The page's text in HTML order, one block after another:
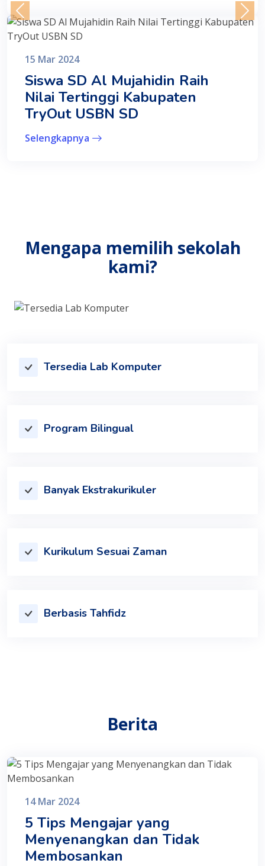
15 Mar 2024
Siswa SD Al Mujahidin Raih
Nilai Tertinggi Kabupaten
TryOut USBN SD
Selengkapnya
Mengapa memilih sekolah
kami?
Tersedia Lab Komputer
Program Bilingual
Banyak Ekstrakurikuler
Kurikulum Sesuai Zaman
Berbasis Tahfidz
Berita
14 Mar 2024
5 Tips Mengajar yang
Menyenangkan dan Tidak
Membosankan